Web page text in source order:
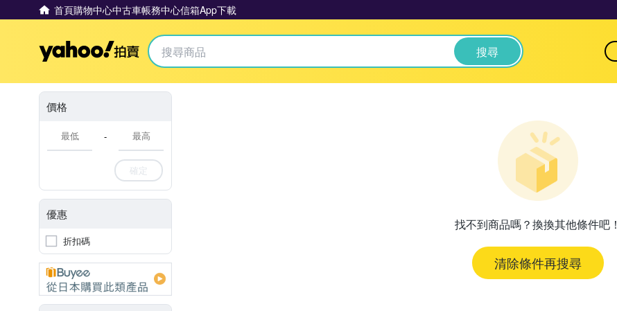
首頁購物中心中古車帳務中心信箱App下載
Yahoo拍賣 搜尋
價格
-
確定
優惠
折扣碼
找不到商品嗎？換換其他條件吧！
清除條件再搜尋